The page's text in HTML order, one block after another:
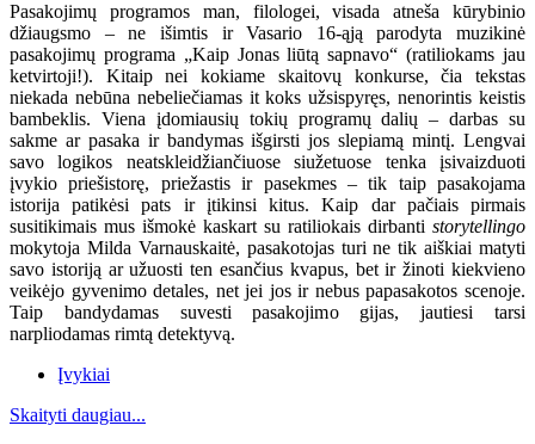
Pasakojimų programos man, filologei, visada atneša kūrybinio
džiaugsmo – ne išimtis ir Vasario 16-ąją parodyta muzikinė
pasakojimų programa „Kaip Jonas liūtą sapnavo“ (ratiliokams jau
ketvirtoji!). Kitaip nei kokiame skaitovų konkurse, čia tekstas
niekada nebūna nebeliečiamas it koks užsispyręs, nenorintis keistis
bambeklis. Viena įdomiausių tokių programų dalių – darbas su
sakme ar pasaka ir bandymas išgirsti jos slepiamą mintį. Lengvai
savo logikos neatskleidžiančiuose siužetuose tenka įsivaizduoti
įvykio priešistorę, priežastis ir pasekmes – tik taip pasakojama
istorija patikėsi pats ir įtikinsi kitus. Kaip dar pačiais pirmais
susitikimais mus išmokė kaskart su ratiliokais dirbanti storytellingo
mokytoja Milda Varnauskaitė, pasakotojas turi ne tik aiškiai matyti
savo istoriją ar užuosti ten esančius kvapus, bet ir žinoti kiekvieno
veikėjo gyvenimo detales, net jei jos ir nebus papasakotos scenoje.
Taip bandydamas suvesti pasakojimo gijas, jautiesi tarsi
narpliodamas rimtą detektyvą.
Įvykiai
Skaityti daugiau...